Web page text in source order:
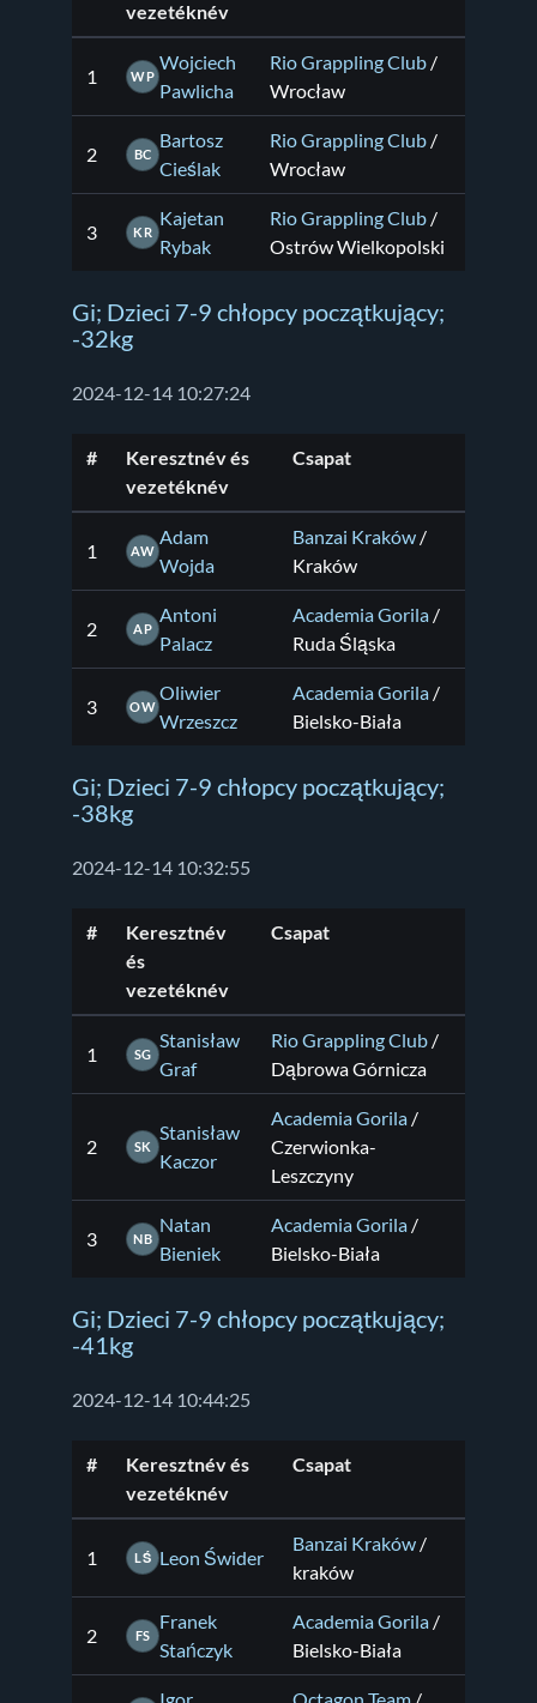
vezetéknév
1 WP
Wojciech
Pawlicha
Rio Grappling Club /
Wrocław
2 BC
Bartosz
Cieślak
Rio Grappling Club /
Wrocław
3 KR
Kajetan
Rybak
Rio Grappling Club /
Ostrów Wielkopolski
Gi; Dzieci 7-9 chłopcy początkujący;
-32kg
2024-12-14 10:27:24
#
Keresztnév és
vezetéknév
Csapat
1 AW
Adam
Wojda
Banzai Kraków /
Kraków
2 AP
Antoni
Palacz
Academia Gorila /
Ruda Śląska
3 OW
Oliwier
Wrzeszcz
Academia Gorila /
Bielsko-Biała
Gi; Dzieci 7-9 chłopcy początkujący;
-38kg
2024-12-14 10:32:55
#
Keresztnév
és
vezetéknév
Csapat
1 SG
Stanisław
Graf
Rio Grappling Club /
Dąbrowa Górnicza
2 SK
Stanisław
Kaczor
Academia Gorila /
Czerwionka-
Leszczyny
3 NB
Natan
Bieniek
Academia Gorila /
Bielsko-Biała
Gi; Dzieci 7-9 chłopcy początkujący;
-41kg
2024-12-14 10:44:25
#
Keresztnév és
vezetéknév
Csapat
1 LŚ Leon Świder
Banzai Kraków /
kraków
2 FS
Franek
Stańczyk
Academia Gorila /
Bielsko-Biała